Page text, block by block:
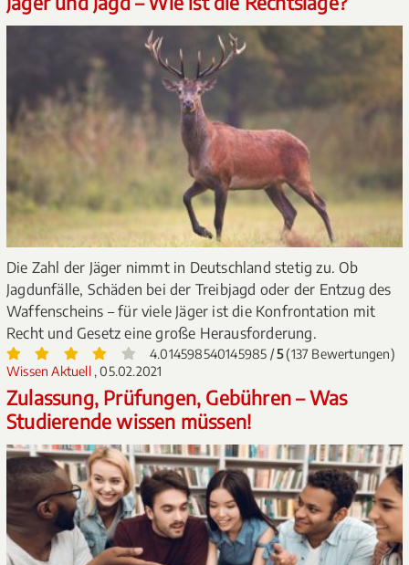
Die Zahl der Jäger nimmt in Deutschland stetig zu. Ob
Jagdunfälle, Schäden bei der Treibjagd oder der Entzug des
Waffenscheins – für viele Jäger ist die Konfrontation mit
Recht und Gesetz eine große Herausforderung.
4.014598540145985 /5(137 Bewertungen)
Wissen Aktuell , 05.02.2021
Zulassung, Prüfungen, Gebühren – Was
Studierende wissen müssen!